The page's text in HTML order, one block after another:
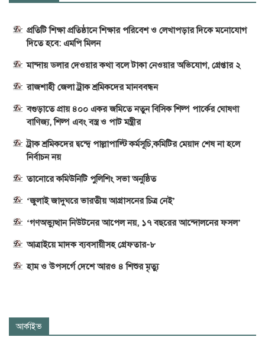
প্রতিটি শিক্ষা প্রতিষ্ঠানে শিক্ষার পরিবেশ ও লেখাপড়ার দিকে মনোযোগ
দিতে হবে: এমপি মিলন
মান্দায় ডলার দেওয়ার কথা বলে টাকা নেওয়ার অভিযোগ, গ্রেপ্তার ২
রাজশাহী জেলা ট্রাক শ্রমিকদের মানববন্ধন
বগুড়াতে প্রায় ৪০০ একর জমিতে নতুন বিসিক শিল্প পার্কের ঘোষণা
বাণিজ্য, শিল্প এবং বস্ত্র ও পাট মন্ত্রীর
ট্রাক শ্রমিকদের দ্বন্দ্বে পাল্লাপাল্টি কর্মসূচি,কমিটির মেয়াদ শেষ না হলে
নির্বাচন নয়
তানোরে কমিউনিটি পুলিশিং সভা অনুষ্ঠিত
‘জুলাই জাদুঘরে ভারতীয় আগ্রাসনের চিত্র নেই’
‘গণঅভ্যুত্থান নিউটনের আপেল নয়, ১৭ বছরের আন্দোলনের ফসল’
আত্রাইয়ে মাদক ব্যবসায়ীসহ গ্রেফতার-৮
হাম ও উপসর্গে দেশে আরও ৪ শিশুর মৃত্যু
আর্কাইভ